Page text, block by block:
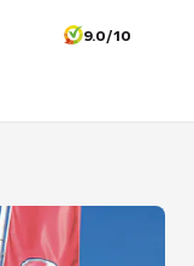
9.0/10